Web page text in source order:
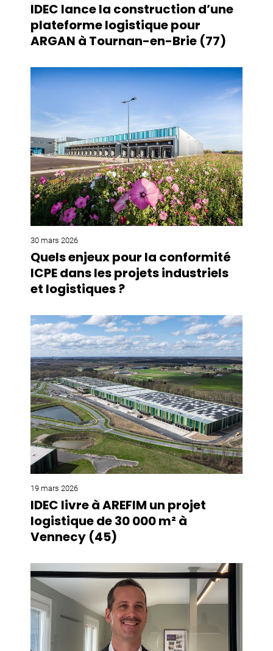
IDEC lance la construction d’une
plateforme logistique pour
ARGAN à Tournan-en-Brie (77)
30 mars 2026
Quels enjeux pour la conformité
ICPE dans les projets industriels
et logistiques ?
19 mars 2026
IDEC livre à AREFIM un projet
logistique de 30 000 m² à
Vennecy (45)